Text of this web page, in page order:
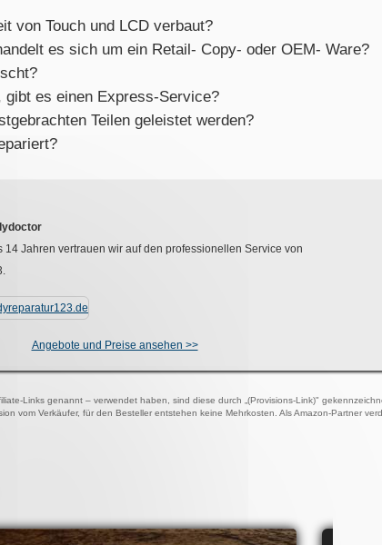
von Touch und LCD verbaut?
es sich um ein Retail- Copy- oder OEM- Ware?
gibt es einen Express-Service?
Teilen geleistet werden?
14 Jahren vertrauen wir auf den professionellen Service von
Angebote und Preise ansehen >>
Links genannt – verwendet haben, sind diese durch „(Provisions-Link)"
vom Verkäufer, für den Besteller entstehen keine Mehrkosten. Als Amazon-Partner